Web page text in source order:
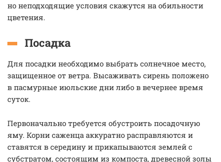
но неподходящие условия скажутся на обильности
цветения.
Посадка
Для посадки необходимо выбрать солнечное место,
защищенное от ветра. Высаживать сирень положено
в пасмурные июльские дни либо в вечернее время
суток.
Первоначально требуется обустроить посадочную
яму. Корни саженца аккуратно расправляются и
ставятся в середину и прикапываются землей с
субстратом, состоящим из компоста, древесной золы